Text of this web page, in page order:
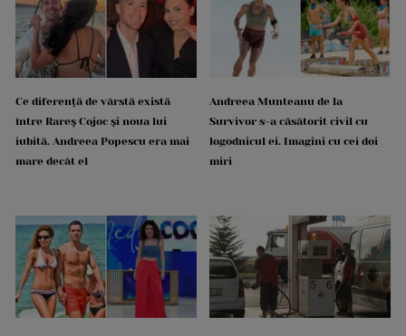
Ce diferență de vârstă există
între Rareș Cojoc și noua lui
iubită. Andreea Popescu era mai
mare decât el
Andreea Munteanu de la
Survivor s-a căsătorit civil cu
logodnicul ei. Imagini cu cei doi
miri